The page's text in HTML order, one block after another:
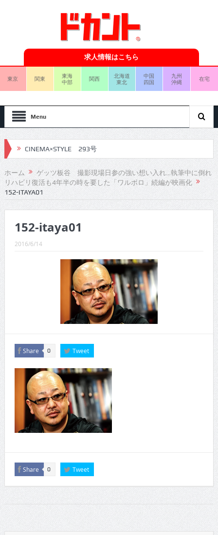
求人情報はこちら
東京 関東
東海
中部
関西
北海道
東北
中国
四国
九州
沖縄
在宅
Menu
CINEMA×STYLE 293号
CINEMA×STYLE 292号
CINEMA×STYLE 291号
CINEMA×STYLE 290号
CINEMA×STYLE 289号
CINEMA×STYLE 288号
CINEMA×STYLE 287号
CINEMA×STYLE 286号
CINEMA×STYLE 285号
CINEMA×STYLE 294号
ホーム
ゲッツ板谷 撮影現場日参の強い想い入れ…執筆中に倒れ
リハビリ復活も4年半の時を要した「ワルボロ」続編が映画化
152-ITAYA01
152-itaya01
2016/6/14
Share 0 Tweet
Share 0 Tweet